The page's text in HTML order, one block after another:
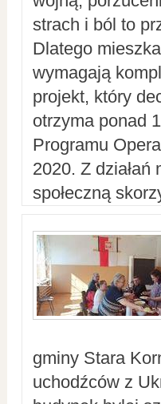
strach i ból to
Dlatego
wymagają
projekt, który
otrzyma ponad
Programu
2020. Z działań
społeczną
gminy Stara
uchodźców z